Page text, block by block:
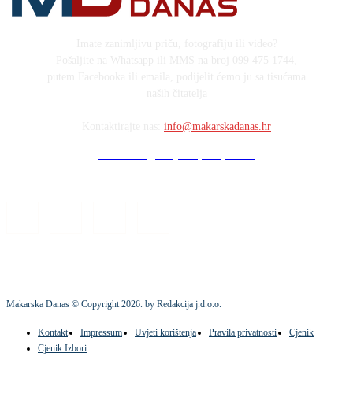
info@makarskadanas.hr
Makarska Danas © Copyright2026. by Redakcija j.d.o.o.
Kontakt Impressum Uvjeti korištenja Pravila privatnosti
Cjenik
Cjenik Izbori